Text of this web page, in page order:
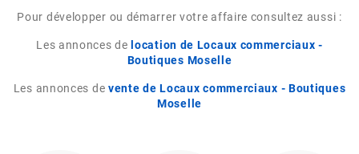
Pour développer ou démarrer votre affaire consultez aussi :
Les annonces de location de Locaux commerciaux -
Boutiques Moselle
Les annonces de vente de Locaux commerciaux - Boutiques
Moselle